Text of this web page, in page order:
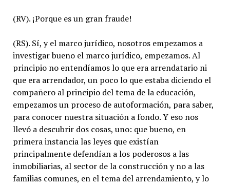
(RV). ¡Porque es un gran fraude!
(RS). Sí, y el marco jurídico, nosotros empezamos a
investigar bueno el marco jurídico, empezamos. Al
principio no entendíamos lo que era arrendatario ni
que era arrendador, un poco lo que estaba diciendo el
compañero al principio del tema de la educación,
empezamos un proceso de autoformación, para saber,
para conocer nuestra situación a fondo. Y eso nos
llevó a descubrir dos cosas, uno: que bueno, en
primera instancia las leyes que existían
principalmente defendían a los poderosos a las
inmobiliarias, al sector de la construcción y no a las
familias comunes, en el tema del arrendamiento, y lo